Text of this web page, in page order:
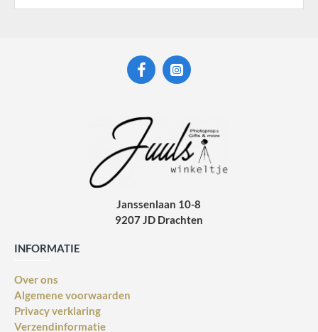
Janssenlaan 10-8
9207 JD Drachten
INFORMATIE
Over ons
Algemene voorwaarden
Privacy verklaring
Verzendinformatie